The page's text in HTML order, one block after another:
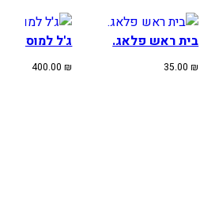
בית ראש פלאג.
35.00₪
ג'ל למוס MITAS 1KG
400.00₪